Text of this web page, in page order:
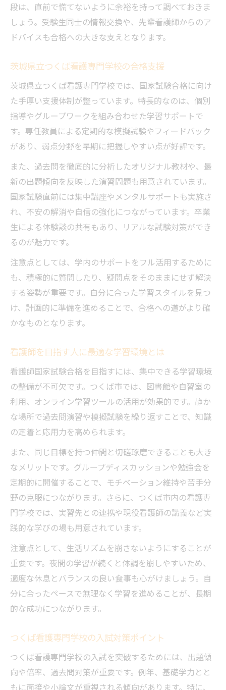
看護師国家試験の合格率と受験傾向を解説
看護師国家試験の合格率推移と特徴を読む
新卒・既卒別の合格率の違いを徹底解説
茨城県つくば市の学校別合格実績の実情
高合格率を実現するための勉強戦略とは
入試と学費を押さえる看護師への第一歩
看護師国家試験受験のための入試対策法
つくば看護専門学校の入試日程と準備要点
看護師志望者が知るべき学費と奨学金情報
茨城県立看護専門学校の入試倍率と特徴
安心して受験するための費用シミュレーシ
ョン
段は、直前で慌てないように余裕を持って調べておきま
しょう。受験生同士の情報交換や、先輩看護師からのア
ドバイスも合格への大きな支えとなります。
茨城県立つくば看護専門学校の合格支援
茨城県立つくば看護専門学校では、国家試験合格に向け
た手厚い支援体制が整っています。特長的なのは、個別
指導やグループワークを組み合わせた学習サポートで
す。専任教員による定期的な模擬試験やフィードバック
があり、弱点分野を早期に把握しやすい点が好評です。
また、過去問を徹底的に分析したオリジナル教材や、最
新の出題傾向を反映した演習問題も用意されています。
国家試験直前には集中講座やメンタルサポートも実施さ
れ、不安の解消や自信の強化につながっています。卒業
生による体験談の共有もあり、リアルな試験対策ができ
るのが魅力です。
注意点としては、学内のサポートをフル活用するために
も、積極的に質問したり、疑問点をそのままにせず解決
する姿勢が重要です。自分に合った学習スタイルを見つ
け、計画的に準備を進めることで、合格への道がより確
かなものとなります。
看護師を目指す人に最適な学習環境とは
看護師国家試験合格を目指すには、集中できる学習環境
の整備が不可欠です。つくば市では、図書館や自習室の
利用、オンライン学習ツールの活用が効果的です。静か
な場所で過去問演習や模擬試験を繰り返すことで、知識
の定着と応用力を高められます。
また、同じ目標を持つ仲間と切磋琢磨できることも大き
なメリットです。グループディスカッションや勉強会を
定期的に開催することで、モチベーション維持や苦手分
野の克服につながります。さらに、つくば市内の看護専
門学校では、実習先との連携や現役看護師の講義など実
践的な学びの場も用意されています。
注意点として、生活リズムを崩さないようにすることが
重要です。夜間の学習が続くと体調を崩しやすいため、
適度な休息とバランスの良い食事も心がけましょう。自
分に合ったペースで無理なく学習を進めることが、長期
的な成功につながります。
つくば看護専門学校の入試対策ポイント
つくば看護専門学校の入試を突破するためには、出題傾
向や倍率、過去問対策が重要です。例年、基礎学力とと
もに面接や小論文が重視される傾向があります。特に、